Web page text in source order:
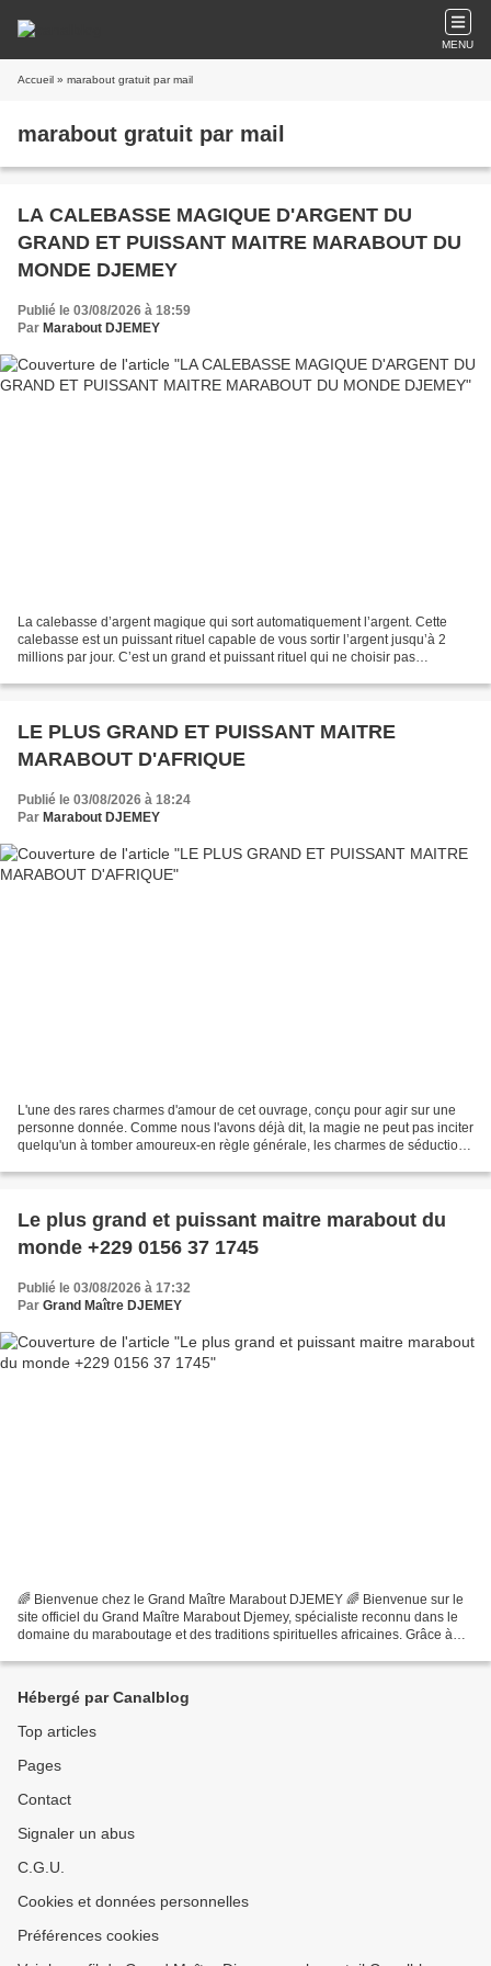
MENU
Accueil » marabout gratuit par mail
marabout gratuit par mail
LA CALEBASSE MAGIQUE D'ARGENT DU
GRAND ET PUISSANT MAITRE MARABOUT DU
MONDE DJEMEY
Publié le 03/08/2026 à 18:59
Par Marabout DJEMEY
La calebasse d’argent magique qui sort automatiquement l’argent. Cette
calebasse est un puissant rituel capable de vous sortir l’argent jusqu’à 2
millions par jour. C’est un grand et puissant rituel qui ne choisir pas
LE PLUS GRAND ET PUISSANT MAITRE
MARABOUT D'AFRIQUE
Publié le 03/08/2026 à 18:24
Par Marabout DJEMEY
L'une des rares charmes d'amour de cet ouvrage, conçu pour agir sur une
personne donnée. Comme nous l'avons déjà dit, la magie ne peut pas inciter
quelqu'un à tomber amoureux-en règle générale, les charmes de séduction
Le plus grand et puissant maitre marabout du
monde +229 0156 37 1745
Publié le 03/08/2026 à 17:32
Par Grand Maître DJEMEY
🌈 Bienvenue chez le Grand Maître Marabout DJEMEY 🌈 Bienvenue sur le
site officiel du Grand Maître Marabout Djemey, spécialiste reconnu dans le
domaine du maraboutage et des traditions spirituelles africaines. Grâce à
Hébergé par Canalblog
Top articles
Pages
Contact
Signaler un abus
C.G.U.
Cookies et données personnelles
Préférences cookies